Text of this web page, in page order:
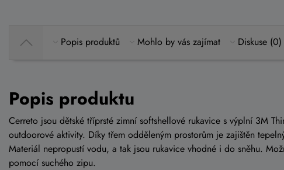
Popis produktů Mohlo by vás zajímat Diskuse (0)
Popis produktu
Cerreto jsou dětské tříprsté zimní softshellové rukavice s výplní 3M
outdoorové aktivity. Díky třem odděleným prostorům je zajištěn
Materiál nepropustí vodu, a tak jsou rukavice vhodné i do sněhu.
pomocí suchého zipu.